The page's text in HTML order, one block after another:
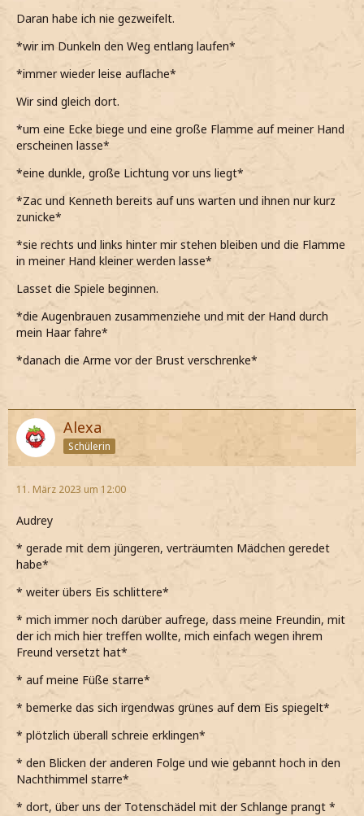
Daran habe ich nie gezweifelt.
*wir im Dunkeln den Weg entlang laufen*
*immer wieder leise auflache*
Wir sind gleich dort.
*um eine Ecke biege und eine große Flamme auf meiner Hand
erscheinen lasse*
*eine dunkle, große Lichtung vor uns liegt*
*Zac und Kenneth bereits auf uns warten und ihnen nur kurz
zunicke*
*sie rechts und links hinter mir stehen bleiben und die Flamme
in meiner Hand kleiner werden lasse*
Lasset die Spiele beginnen.
*die Augenbrauen zusammenziehe und mit der Hand durch
mein Haar fahre*
*danach die Arme vor der Brust verschrenke*
Alexa
Schülerin
11. März 2023 um 12:00
Audrey
* gerade mit dem jüngeren, verträumten Mädchen geredet
habe*
* weiter übers Eis schlittere*
* mich immer noch darüber aufrege, dass meine Freundin, mit
der ich mich hier treffen wollte, mich einfach wegen ihrem
Freund versetzt hat*
* auf meine Füße starre*
* bemerke das sich irgendwas grünes auf dem Eis spiegelt*
* plötzlich überall schreie erklingen*
* den Blicken der anderen Folge und wie gebannt hoch in den
Nachthimmel starre*
* dort, über uns der Totenschädel mit der Schlange prangt *